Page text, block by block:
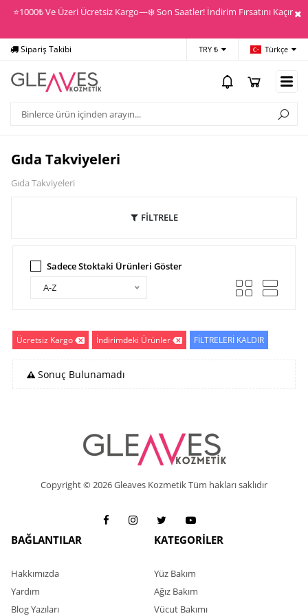
⭐️1000₺ Ve Üzeri Ücretsiz Kargo—❄️ Son Saatler! İndirim Fırsatını
Sipariş Takibi TRY ₺ Türkçe
Gıda Takviyeleri
Gıda Takviyeleri
FİLTRELE
Sadece Stoktaki Ürünleri Göster
A-Z
Ücretsiz Kargo İndirimdeki Ürünler FİLTRELERİ KALDIR
Sonuç Bulunamadı
Copyright © 2026 Gleaves Kozmetik Tüm hakları saklıdır
BAĞLANTILAR
Hakkımızda
Yardım
Blog Yazıları
KATEGORİLER
Yüz Bakım
Ağız Bakım
Vücut Bakımı